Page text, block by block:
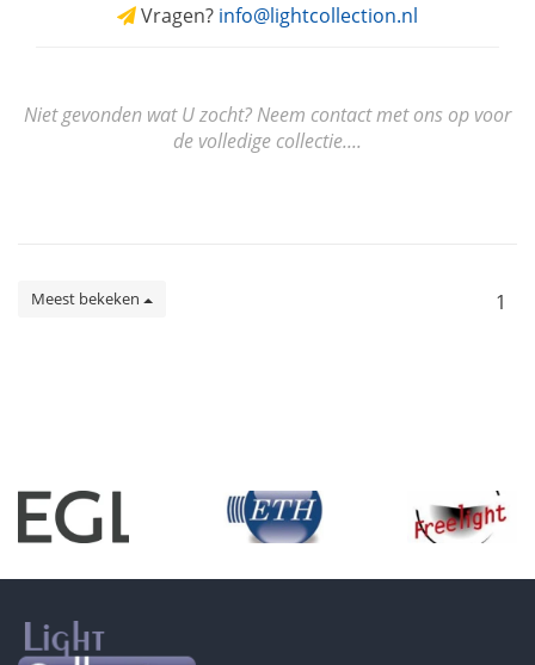
Vragen? info@lightcollection.nl
Niet gevonden wat U zocht? Neem contact met ons op voor
de volledige collectie....
Meest bekeken 1